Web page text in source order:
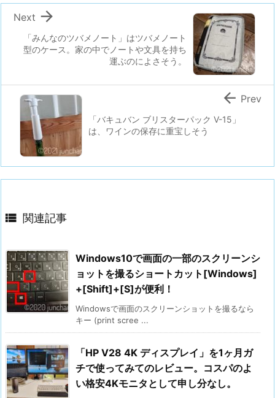
「みんなのツバメノート」はツバメノート
型のケース。家の中でノートや文具を持ち
運ぶのによさそう。

Next
「バキュバン ブリスターパック V-15」
は、ワインの保存に重宝しそう
 Prev
 関連記事
Windows10で画面の一部のスクリーンシ
ョットを撮るショートカット[Windows]
+[Shift]+[S]が便利！
Windowsで画面のスクリーンショットを撮るなら
キー (print scree ...
「HP V28 4K ディスプレイ」を1ヶ月ガ
チで使ってみてのレビュー。コスパのよ
い格安4Kモニタとして申し分なし。